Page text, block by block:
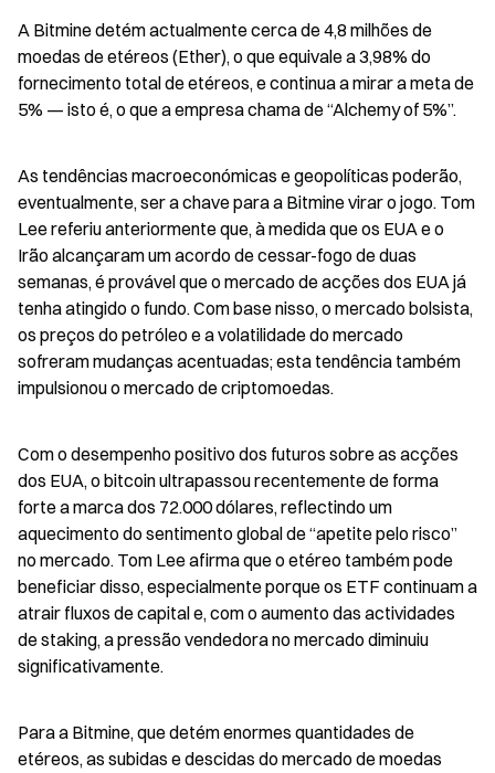
A Bitmine detém actualmente cerca de 4,8 milhões de
moedas de etéreos (Ether), o que equivale a 3,98% do
fornecimento total de etéreos, e continua a mirar a meta de
5% — isto é, o que a empresa chama de “Alchemy of 5%”.
As tendências macroeconómicas e geopolíticas poderão,
eventualmente, ser a chave para a Bitmine virar o jogo. Tom
Lee referiu anteriormente que, à medida que os EUA e o
Irão alcançaram um acordo de cessar-fogo de duas
semanas, é provável que o mercado de acções dos EUA já
tenha atingido o fundo. Com base nisso, o mercado bolsista,
os preços do petróleo e a volatilidade do mercado
sofreram mudanças acentuadas; esta tendência também
impulsionou o mercado de criptomoedas.
Com o desempenho positivo dos futuros sobre as acções
dos EUA, o bitcoin ultrapassou recentemente de forma
forte a marca dos 72.000 dólares, reflectindo um
aquecimento do sentimento global de “apetite pelo risco”
no mercado. Tom Lee afirma que o etéreo também pode
beneficiar disso, especialmente porque os ETF continuam a
atrair fluxos de capital e, com o aumento das actividades
de staking, a pressão vendedora no mercado diminuiu
significativamente.
Para a Bitmine, que detém enormes quantidades de
etéreos, as subidas e descidas do mercado de moedas